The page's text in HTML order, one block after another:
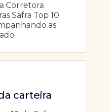
Corretora
Safra Top 10
as
carteira